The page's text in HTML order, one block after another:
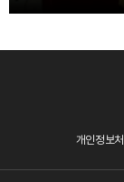
개인정보